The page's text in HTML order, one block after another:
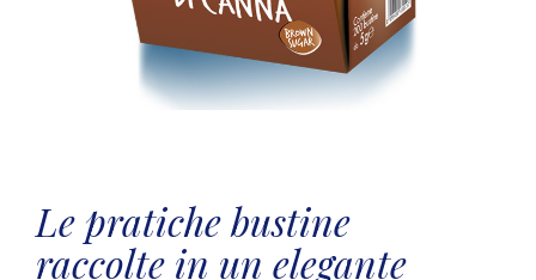
Le pratiche bustine
raccolte in un elegante